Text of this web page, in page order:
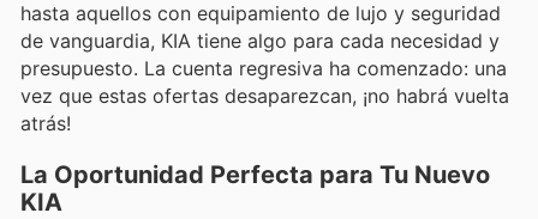
hasta aquellos con equipamiento de lujo y seguridad
de vanguardia, KIA tiene algo para cada necesidad y
presupuesto. La cuenta regresiva ha comenzado: una
vez que estas ofertas desaparezcan, ¡no habrá vuelta
atrás!
La Oportunidad Perfecta para Tu Nuevo
KIA